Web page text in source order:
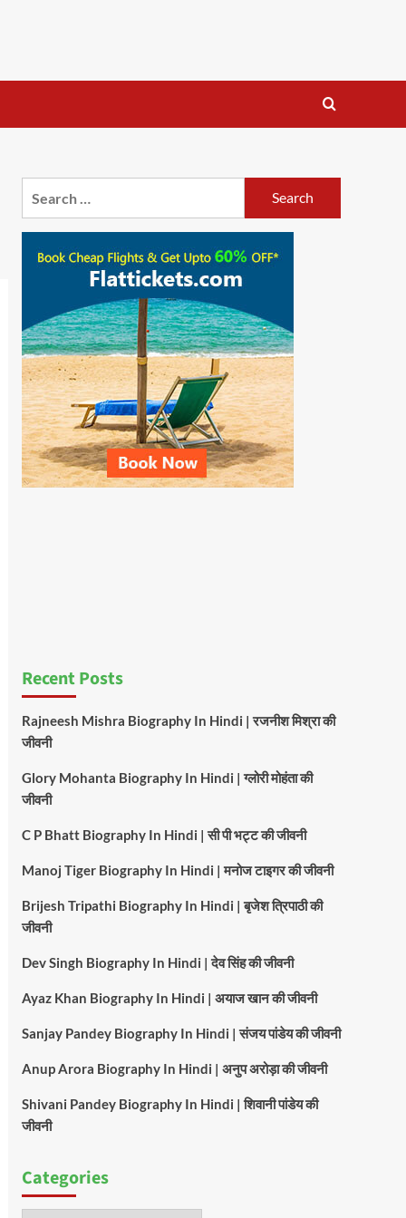
Recent Posts
Rajneesh Mishra Biography In Hindi | रजनीश मिश्रा की
जीवनी
Glory Mohanta Biography In Hindi | ग्लोरी मोहंता की
जीवनी
C P Bhatt Biography In Hindi | सी पी भट्ट की जीवनी
Manoj Tiger Biography In Hindi | मनोज टाइगर की जीवनी
Brijesh Tripathi Biography In Hindi | बृजेश त्रिपाठी की
जीवनी
Dev Singh Biography In Hindi | देव सिंह की जीवनी
Ayaz Khan Biography In Hindi | अयाज खान की जीवनी
Sanjay Pandey Biography In Hindi | संजय पांडेय की जीवनी
Anup Arora Biography In Hindi | अनुप अरोड़ा की जीवनी
Shivani Pandey Biography In Hindi | शिवानी पांडेय की
जीवनी
Categories